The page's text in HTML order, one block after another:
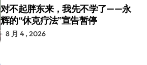
对不起胖东来，我先不学了——永
辉的“休克疗法”宣告暂停
8 月 4 , 2026